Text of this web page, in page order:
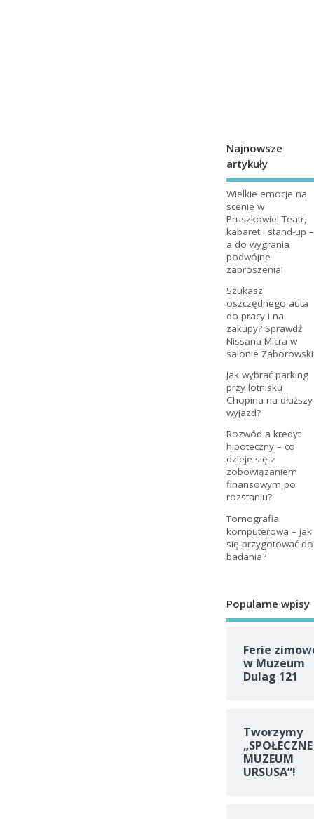
Najnowsze
artykuły
Wielkie emocje na
scenie w
Pruszkowie! Teatr,
kabaret i stand-up –
a do wygrania
podwójne
zaproszenia!
Szukasz
oszczędnego auta
do pracy i na
zakupy? Sprawdź
Nissana Micra w
salonie Zaborowski
Jak wybrać parking
przy lotnisku
Chopina na dłuższy
wyjazd?
Rozwód a kredyt
hipoteczny – co
dzieje się z
zobowiązaniem
finansowym po
rozstaniu?
Tomografia
komputerowa – jak
się przygotować do
badania?
Popularne wpisy
Ferie
w Muzeum
Dulag 121
Tworzymy
„SPOŁECZNE
MUZEUM
URSUSA”!